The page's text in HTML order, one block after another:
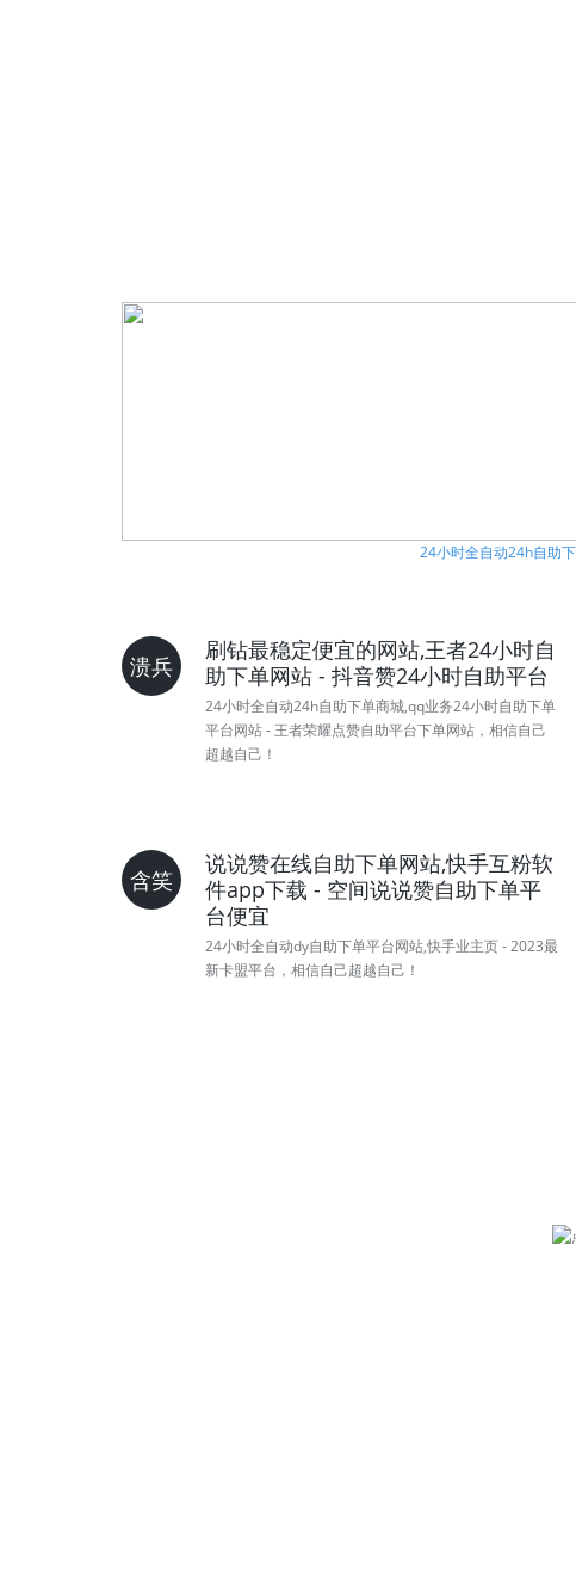
24小时全自动24h自助
溃兵
刷钻最稳定便宜的网站,王者24小时自
助下单网站 - 抖音赞24小时自助平台
24小时全自动24h自助下单商城,qq业务24小时自助下单
平台网站 - 王者荣耀点赞自助平台下单网站，相信自己
超越自己！
含笑
说说赞在线自助下单网站,快手互粉软
件app下载 - 空间说说赞自助下单平
台便宜
24小时全自动dy自助下单平台网站,快手业主页 - 2023最
新卡盟平台，相信自己超越自己！